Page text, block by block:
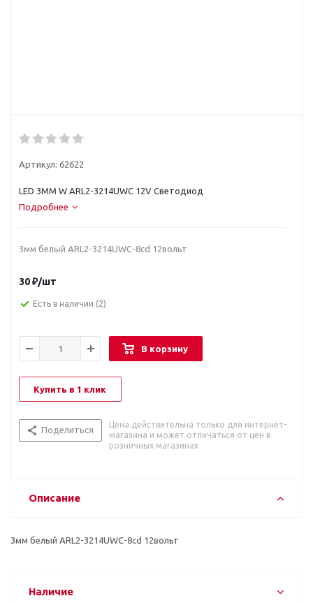
Артикул: 62622
LED 3MM W ARL2-3214UWC 12V Светодиод
Подробнее
3мм белый ARL2-3214UWC-8cd 12вольт
30₽/шт
Есть в наличии (2)
В корзину
Купить в 1 клик
Поделиться
Цена действительна только для интернет-
магазина и может отличаться от цен в
розничных магазинах
Описание
3мм белый ARL2-3214UWC-8cd 12вольт
Наличие